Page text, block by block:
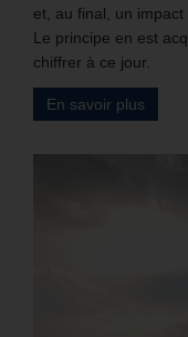
et, au final, un impact
Le principe en est
chiffrer à ce jour.
En savoir plus